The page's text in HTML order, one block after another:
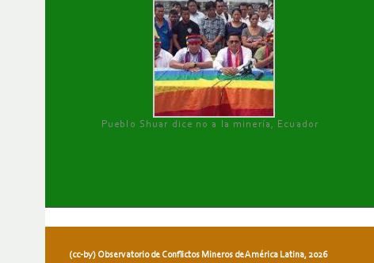
Pueblo Shuar dice no a la minería, Ecuador
(cc-by) Observatorio de Conflictos Mineros de América Latina, 2026